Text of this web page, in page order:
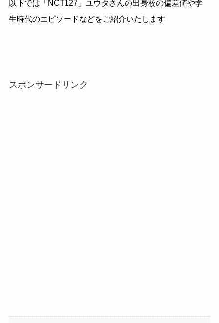
以下では「NCT127」ユウタさんの出身校の偏差値や学
生時代のエピソードなどをご紹介いたします
スポンサードリンク